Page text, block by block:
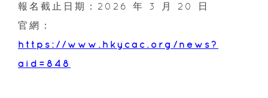
報名截止日期：2026 年 3 月 20 日
官網：
https://www.hkycac.org/news?
aid=848